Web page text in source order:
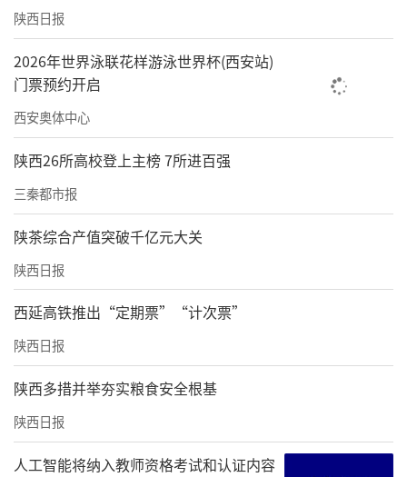
陕西日报
2026年世界泳联花样游泳世界杯(西安站)
门票预约开启
西安奥体中心
陕西26所高校登上主榜 7所进百强
三秦都市报
陕茶综合产值突破千亿元大关
陕西日报
西延高铁推出“定期票”“计次票”
陕西日报
陕西多措并举夯实粮食安全根基
陕西日报
人工智能将纳入教师资格考试和认证内容